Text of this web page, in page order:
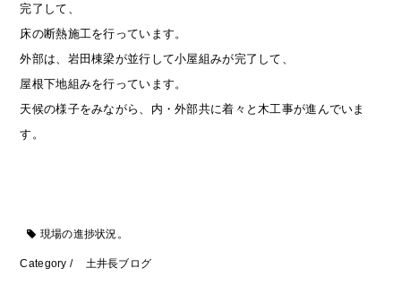
完了して、
床の断熱施工を行っています。
外部は、岩田棟梁が並行して小屋組みが完了して、
屋根下地組みを行っています。
天候の様子をみながら、内・外部共に着々と木工事が進んでいま
す。
現場の進捗状況。
Category / 土井長ブログ